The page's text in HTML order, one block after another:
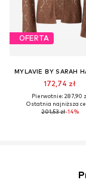
OFERTA
172,74 zł
Pierwotnie: 287,90
Ostatnia najniższa
201,53 zł-14%